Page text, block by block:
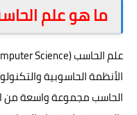
ما هو علم
الأنظمة الحاسوبية
الحاسب مجموعة واسعة من